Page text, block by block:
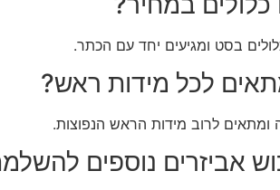
בסט ומגיעים יחד עם הכתר.
לכל מידות ראש?
לרוב מידות הראש הנפוצות.
אביזרים נוספים